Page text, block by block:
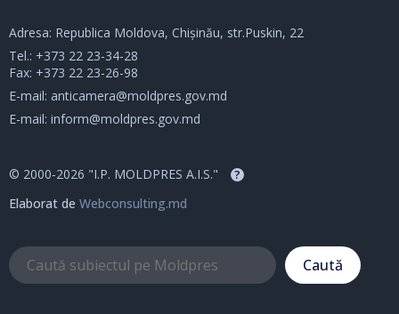
Adresa: Republica Moldova, Chișinău, str.Puskin, 22
Tel.: +373 22 23-34-28
Fax: +373 22 23-26-98
E-mail: anticamera@moldpres.gov.md
E-mail: inform@moldpres.gov.md
© 2000-2026 "I.P. MOLDPRES A.I.S." ?
Elaborat de Webconsulting.md
Caută